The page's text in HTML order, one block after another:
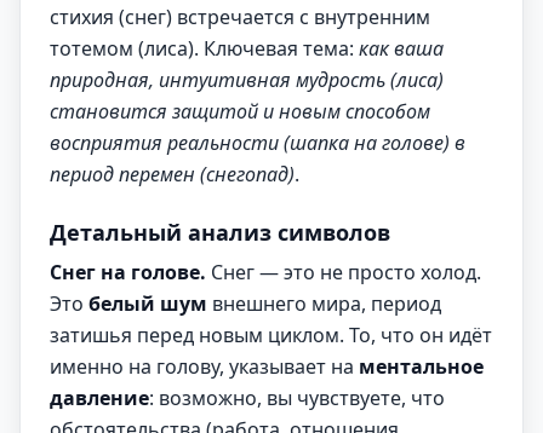
стихия (снег) встречается с внутренним
тотемом (лиса). Ключевая тема: как ваша
природная, интуитивная мудрость (лиса)
становится защитой и новым способом
восприятия реальности (шапка на голове) в
период перемен (снегопад).
Детальный анализ символов
Снег на голове. Снег — это не просто холод.
Это белый шум внешнего мира, период
затишья перед новым циклом. То, что он идёт
именно на голову, указывает на ментальное
давление: возможно, вы чувствуете, что